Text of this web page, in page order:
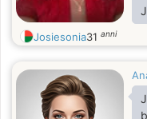
Josiesonia31 anni